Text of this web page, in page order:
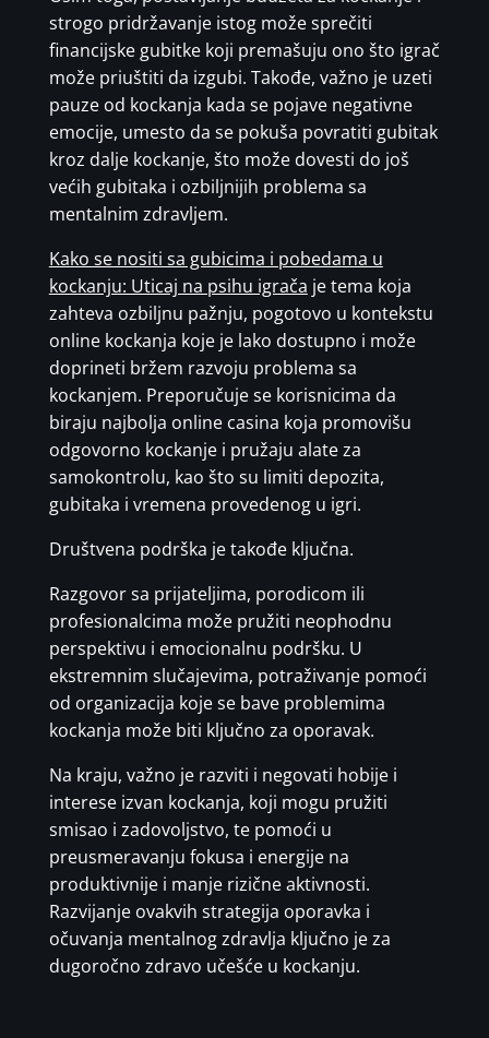
strogo pridržavanje istog može sprečiti
financijske gubitke koji premašuju ono što igrač
može priuštiti da izgubi. Takođe, važno je uzeti
pauze od kockanja kada se pojave negativne
emocije, umesto da se pokuša povratiti gubitak
kroz dalje kockanje, što može dovesti do još
većih gubitaka i ozbiljnijih problema sa
mentalnim zdravljem.
Kako se nositi sa gubicima i pobedama u
kockanju: Uticaj na psihu igrača je tema koja
zahteva ozbiljnu pažnju, pogotovo u kontekstu
online kockanja koje je lako dostupno i može
doprineti bržem razvoju problema sa
kockanjem. Preporučuje se korisnicima da
biraju najbolja online casina koja promovišu
odgovorno kockanje i pružaju alate za
samokontrolu, kao što su limiti depozita,
gubitaka i vremena provedenog u igri.
Društvena podrška je takođe ključna.
Razgovor sa prijateljima, porodicom ili
profesionalcima može pružiti neophodnu
perspektivu i emocionalnu podršku. U
ekstremnim slučajevima, potraživanje pomoći
od organizacija koje se bave problemima
kockanja može biti ključno za oporavak.
Na kraju, važno je razviti i negovati hobije i
interese izvan kockanja, koji mogu pružiti
smisao i zadovoljstvo, te pomoći u
preusmeravanju fokusa i energije na
produktivnije i manje rizične aktivnosti.
Razvijanje ovakvih strategija oporavka i
očuvanja mentalnog zdravlja ključno je za
dugoročno zdravo učešće u kockanju.